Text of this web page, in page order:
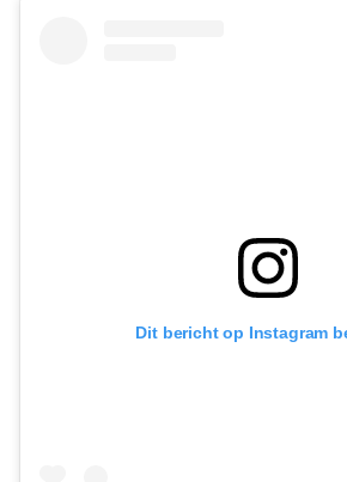
Dit bericht op Instagram